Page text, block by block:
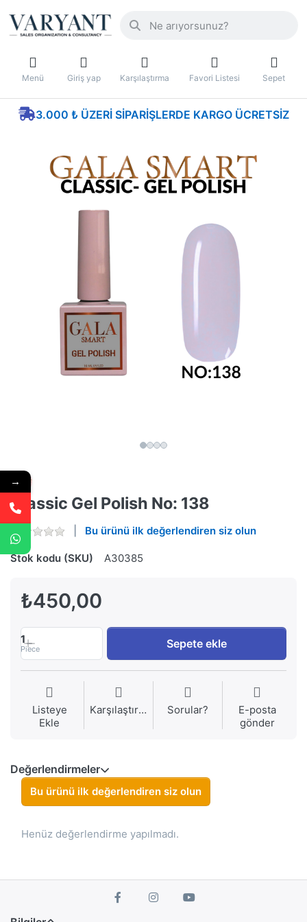
Menü Giriş yap Karşılaştırma Favori Listesi Sepet
3.000 ₺ ÜZERI SIPARIŞLERDE KARGO ÜCRETSIZ
Classic Gel Polish No: 138
Bu ürünü ilk değerlendiren siz olun
Stok kodu (SKU) A30385
₺450,00
1
Piece Sepete ekle
Listeye
Ekle
Karşılaştırma Sorular?
E-posta
gönder
Değerlendirmeler
Bu ürünü ilk değerlendiren siz olun
Henüz değerlendirme yapılmadı.
→